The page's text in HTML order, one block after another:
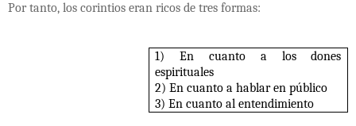
Por tanto, los corintios eran ricos de tres formas:
1) En cuanto a los dones
espirituales
2) En cuanto a hablar en público
3) En cuanto al entendimiento